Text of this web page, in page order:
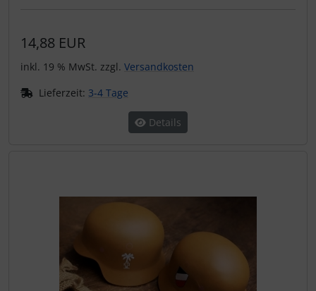
14,88 EUR
inkl. 19 % MwSt. zzgl. Versandkosten
Lieferzeit: 3-4 Tage
Details